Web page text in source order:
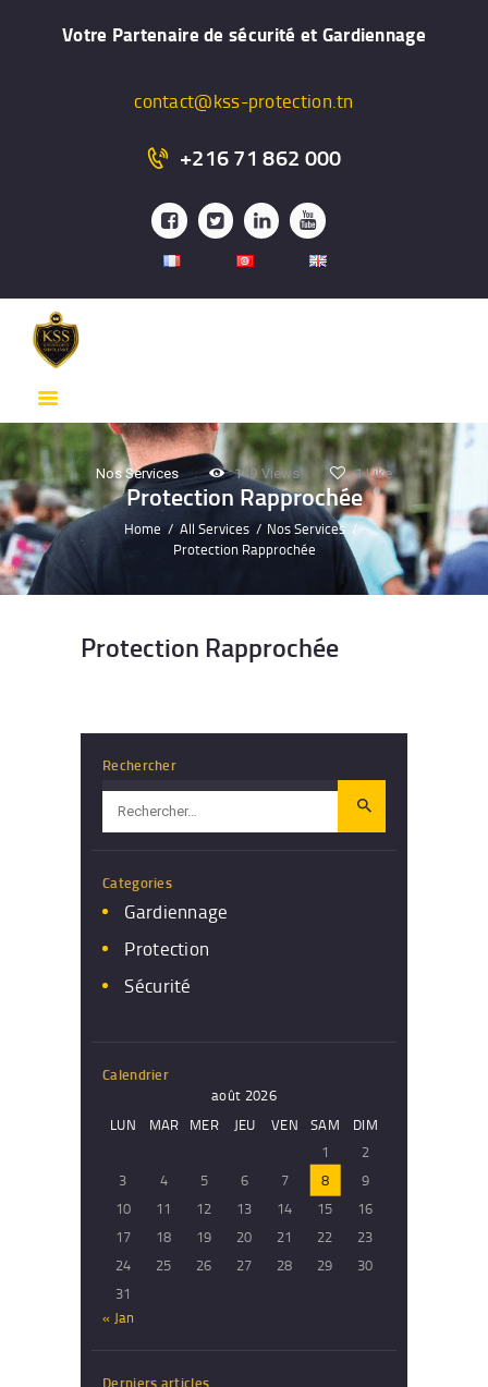
Votre Partenaire de sécurité et Gardiennage
contact@kss-protection.tn
+216 71 862 000
Nos Services 149 Views 1 Like
Protection Rapprochée
Home All Services
Nos Services
Protection Rapprochée
FORMATION
SYSTÉME DE
PROTECTION
Protection Rapprochée
Rechercher
Rechercher :
Categories
Gardiennage
Protection
Sécurité
Calendrier
août 2026
LUN
MAR MER JEU VEN SAM
DIM
1
2
3
4 5 6 7 8
9
10
11 12 13 14 15
16
17
18 19 20 21 22
23
24
25 26 27 28 29
30
31
« Jan
Derniers articles